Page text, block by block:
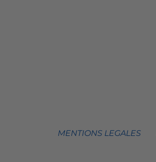
MENTIONS LEGALES